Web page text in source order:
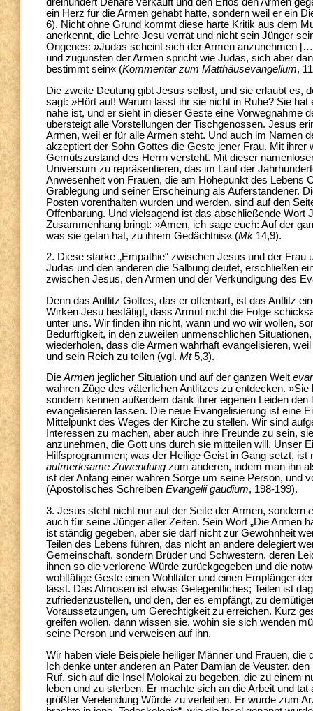
ein Herz für die Armen gehabt hätte, sondern weil er ein
6). Nicht ohne Grund kommt diese harte Kritik aus dem
anerkennt, die Lehre Jesu verrät und nicht sein Jünger
Origenes: »Judas scheint sich der Armen anzunehmen
und zugunsten der Armen spricht wie Judas, sich aber
bestimmt sein« (Kommentar zum Matthäusevangelium,
Die zweite Deutung gibt Jesus selbst, und sie erlaubt es,
sagt: »Hört auf! Warum lasst ihr sie nicht in Ruhe? Sie
nahe ist, und er sieht in dieser Geste eine Vorwegnahme
übersteigt alle Vorstellungen der Tischgenossen. Jesus
Armen, weil er für alle Armen steht. Und auch im Namen
akzeptiert der Sohn Gottes die Geste jener Frau. Mit
Gemütszustand des Herrn versteht. Mit dieser
Universum zu repräsentieren, das im Lauf der
Anwesenheit von Frauen, die am Höhepunkt des Lebens
Grablegung und seiner Erscheinung als Auferstandener.
Posten vorenthalten wurden und werden, sind auf den
Offenbarung. Und vielsagend ist das abschließende
Zusammenhang bringt: »Amen, ich sage euch: Auf der
was sie getan hat, zu ihrem Gedächtnis« (Mk 14,9).
2. Diese starke „Empathie“ zwischen Jesus und der
Judas und den anderen die Salbung deutet, erschließen
zwischen Jesus, den Armen und der Verkündigung des
Denn das Antlitz Gottes, das er offenbart, ist das Antlitz
Wirken Jesu bestätigt, dass Armut nicht die Folge
unter uns. Wir finden ihn nicht, wann und wo wir wollen,
Bedürftigkeit, in den zuweilen unmenschlichen
wiederholen, dass die Armen wahrhaft evangelisieren,
und sein Reich zu teilen (vgl. Mt5,3).
DieArmen jeglicher Situation und auf der ganzen Welt
wahren Züge des väterlichen Antlitzes zu entdecken.
sondern kennen außerdem dank ihrer eigenen Leiden
evangelisieren lassen. Die neue Evangelisierung ist eine
Mittelpunkt des Weges der Kirche zu stellen. Wir sind
Interessen zu machen, aber auch ihre Freunde zu sein,
anzunehmen, die Gott uns durch sie mitteilen will. Unser
Hilfsprogrammen; was der Heilige Geist in Gang setzt,
aufmerksame Zuwendung zum anderen, indem man ihn
ist der Anfang einer wahren Sorge um seine Person, und
(Apostolisches Schreiben Evangelii gaudium, 198-199).
3. Jesus steht nicht nur auf der Seite der Armen, sondern
auch für seine Jünger aller Zeiten. Sein Wort „Die Armen
ist ständig gegeben, aber sie darf nicht zur Gewohnheit
Teilen des Lebens führen, das nicht an andere delegiert
Gemeinschaft, sondern Brüder und Schwestern, deren
ihnen so die verlorene Würde zurückgegeben und die
wohltätige Geste einen Wohltäter und einen Empfänger
lässt. Das Almosen ist etwas Gelegentliches; Teilen ist
zufriedenzustellen, und den, der es empfängt, zu
Voraussetzungen, um Gerechtigkeit zu erreichen. Kurz
greifen wollen, dann wissen sie, wohin sie sich wenden
seine Person und verweisen auf ihn.
Wir haben viele Beispiele heiliger Männer und Frauen,
Ich denke unter anderen an Pater Damian de Veuster,
Ruf, sich auf die Insel Molokai zu begeben, die zu einem
leben und zu sterben. Er machte sich an die Arbeit und
größter Verelendung Würde zu verleihen. Er wurde zum